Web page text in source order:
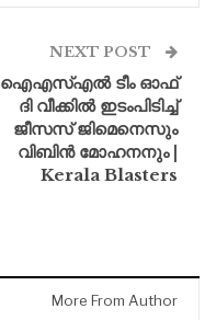
NEXT POST
ഐഎസ്എൽ ടീം ഓഫ്
ദി വീക്കിൽ ഇടംപിടിച്ച്
ജീസസ് ജിമെനെസും
വിബിൻ മോഹനനും |
Kerala Blasters
More From Author